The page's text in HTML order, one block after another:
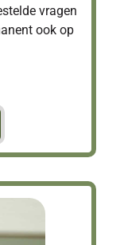
vragen
ook op